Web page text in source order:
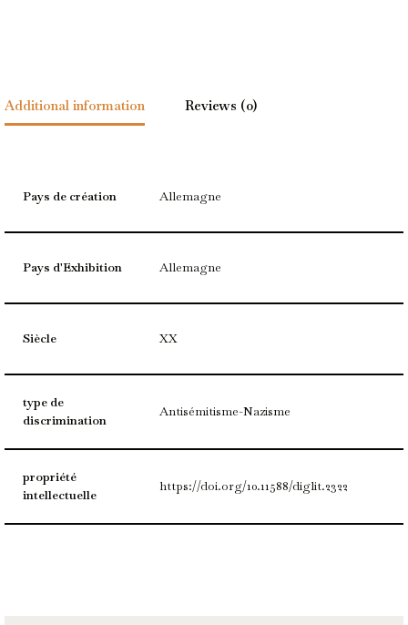
Additional information Reviews (0)
Pays de création Allemagne
Pays d'Exhibition Allemagne
Siècle XX
type de
discrimination
Antisémitisme-Nazisme
propriété
intellectuelle
https://doi.org/10.11588/diglit.2322